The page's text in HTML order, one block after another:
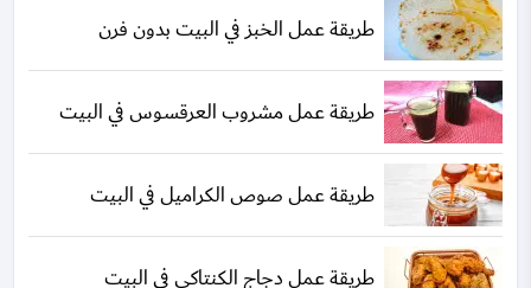
طريقة عمل الخبز في البيت بدون فرن
طريقة عمل مشروب العرقسوس في البيت
طريقة عمل صوص الكراميل في البيت
طريقة عمل دجاج الكنتاكي في البيت